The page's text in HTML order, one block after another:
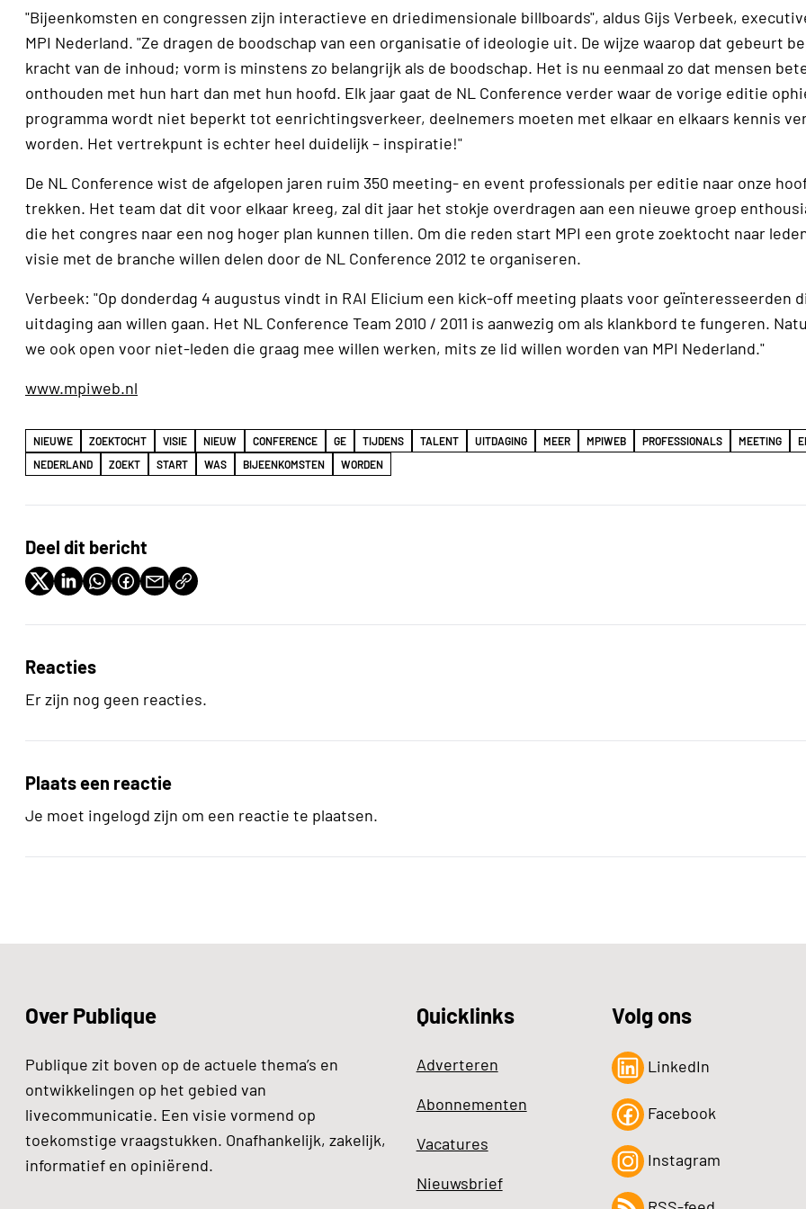
"Bijeenkomsten en congressen zijn interactieve en driedimensionale billboards", aldus Gijs Verbeek,
MPI Nederland. "Ze dragen de boodschap van een organisatie of ideologie uit. De wijze waarop dat gebeurt
kracht van de inhoud; vorm is minstens zo belangrijk als de boodschap. Het is nu eenmaal zo dat mensen
onthouden met hun hart dan met hun hoofd. Elk jaar gaat de NL Conference verder waar de vorige editie
programma wordt niet beperkt tot eenrichtingsverkeer, deelnemers moeten met elkaar en elkaars kennis
worden. Het vertrekpunt is echter heel duidelijk – inspiratie!"
De NL Conference wist de afgelopen jaren ruim 350 meeting- en event professionals per editie naar onze
trekken. Het team dat dit voor elkaar kreeg, zal dit jaar het stokje overdragen aan een nieuwe groep
die het congres naar een nog hoger plan kunnen tillen. Om die reden start MPI een grote zoektocht naar
visie met de branche willen delen door de NL Conference 2012 te organiseren.
Verbeek: "Op donderdag 4 augustus vindt in RAI Elicium een kick-off meeting plaats voor geïnteresseerden
uitdaging aan willen gaan. Het NL Conference Team 2010 / 2011 is aanwezig om als klankbord te fungeren.
we ook open voor niet-leden die graag mee willen werken, mits ze lid willen worden van MPI Nederland."
www.mpiweb.nl
NIEUWE ZOEKTOCHT VISIE NIEUW CONFERENCE GE TIJDENS TALENT UITDAGING MEER MPIWEB PROFESSIONALS MEETING
NEDERLAND
ZOEKT START WAS BIJEENKOMSTEN WORDEN
Deel dit bericht
Reacties
Er zijn nog geen reacties.
Plaats een reactie
Je moet ingelogd zijn om een reactie te plaatsen.
Over Publique
Publique zit boven op de actuele thema’s en
ontwikkelingen op het gebied van
livecommunicatie. Een visie vormend op
toekomstige vraagstukken. Onafhankelijk, zakelijk,
informatief en opiniërend.
Quicklinks
Adverteren
Abonnementen
Vacatures
Nieuwsbrief
Volg ons
LinkedIn
Facebook
Instagram